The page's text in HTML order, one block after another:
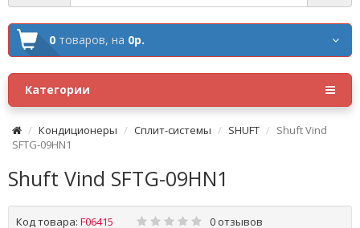
0 товаров, на 0р.
Категории
Кондиционеры Сплит-системы SHUFT
Shuft Vind
SFTG-09HN1
Shuft Vind SFTG-09HN1
Код товара: F06415 0 отзывов